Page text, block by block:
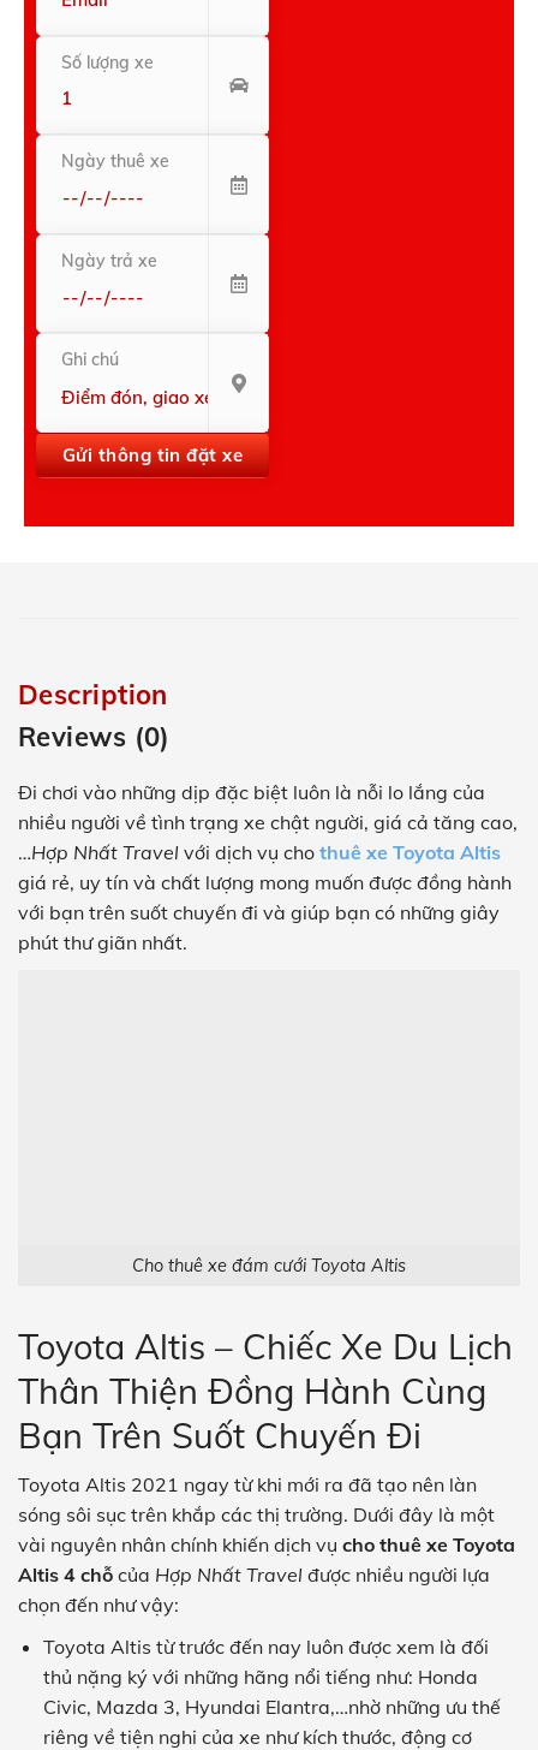
Số lượng xe
Ngày thuê xe
Ngày trả xe
Ghi chú
Description
Reviews (0)
Đi chơi vào những dịp đặc biệt luôn là nỗi lo lắng của
nhiều người về tình trạng xe chật người, giá cả tăng cao,
…Hợp Nhất Travel với dịch vụ cho thuê xe Toyota Altis
giá rẻ, uy tín và chất lượng mong muốn được đồng hành
với bạn trên suốt chuyến đi và giúp bạn có những giây
phút thư giãn nhất.
Cho thuê xe đám cưới Toyota Altis
Toyota Altis – Chiếc Xe Du Lịch
Thân Thiện Đồng Hành Cùng
Bạn Trên Suốt Chuyến Đi
Toyota Altis 2021 ngay từ khi mới ra đã tạo nên làn
sóng sôi sục trên khắp các thị trường. Dưới đây là một
vài nguyên nhân chính khiến dịch vụ cho thuê xe Toyota
Altis 4 chỗ của Hợp Nhất Travel được nhiều người lựa
chọn đến như vậy:
Toyota Altis từ trước đến nay luôn được xem là đối
thủ nặng ký với những hãng nổi tiếng như: Honda
Civic, Mazda 3, Hyundai Elantra,…nhờ những ưu thế
riêng về tiện nghi của xe như kích thước, động cơ